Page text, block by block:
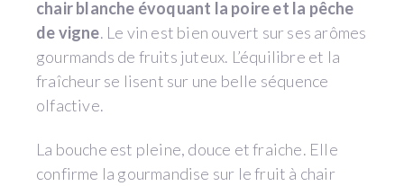
chair blanche évoquant la poire et la pêche
de vigne. Le vin est bien ouvert sur ses arômes
gourmands de fruits juteux. L’équilibre et la
fraîcheur se lisent sur une belle séquence
olfactive.
La bouche est pleine, douce et fraiche. Elle
confirme la gourmandise sur le fruit à chair